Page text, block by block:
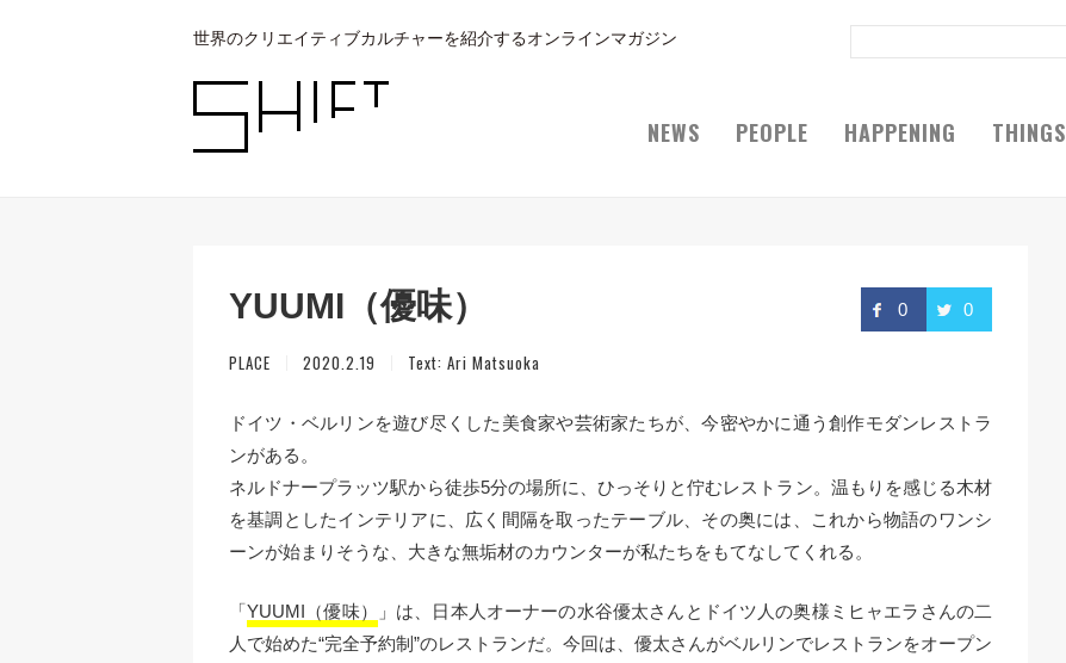
世界のクリエイティブカルチャーを紹介するオンラインマガジン
NEWS PEOPLE HAPPENING THINGS
0 0
YUUMI（優味）
PLACE 2020.2.19 Text: Ari Matsuoka
ドイツ・ベルリンを遊び尽くした美食家や芸術家たちが、今密やかに通う創作モダンレストラ
ンがある。
ネルドナープラッツ駅から徒歩5分の場所に、ひっそりと佇むレストラン。温もりを感じる木材
を基調としたインテリアに、広く間隔を取ったテーブル、その奥には、これから物語のワンシ
ーンが始まりそうな、大きな無垢材のカウンターが私たちをもてなしてくれる。
「YUUMI（優味）
」は、日本人オーナーの水谷優太さんとドイツ人の奥様ミヒャエラさんの二
人で始めた“完全予約制”のレストランだ。今回は、優太さんがベルリンでレストランをオープン